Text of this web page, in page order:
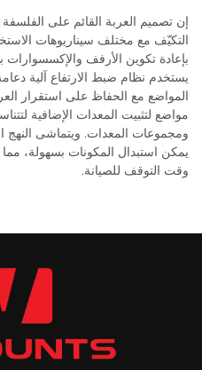
إن تصميم العربة القائم على
التكيّف مع مختلف سيناريوهات
بإعادة تكوين الأرفف
يستخدم نظام ضبط الارتفاع آلية
المواضع مع الحفاظ على استقرار
مواضع لتثبيت المعدات الإضافية
ومجموعات المعدات. ويتماشى النهج
يمكن استبدال المكونات بسهولة،
وقت التوقف للصيانة.